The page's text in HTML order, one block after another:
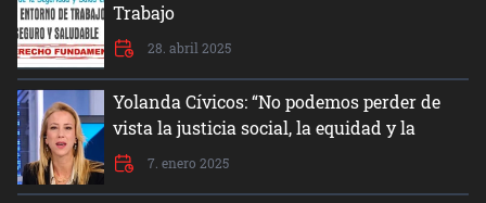
Trabajo
28. abril 2025
Yolanda Cívicos: “No podemos perder de
vista la justicia social, la equidad y la
dignidad del ser humano”
7. enero 2025